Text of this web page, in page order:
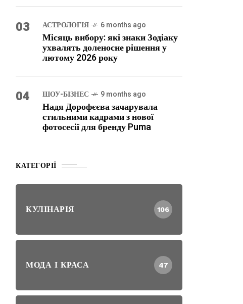
03 АСТРОЛОГІЯ 6 months ago
Місяць вибору: які знаки Зодіаку
ухвалять доленосне рішення у
лютому 2026 року
04 ШОУ-БІЗНЕС 9 months ago
Надя Дорофєєва зачарувала
стильними кадрами з нової
фотосесії для бренду Puma
КАТЕГОРІЇ
КУЛІНАРІЯ 106
МОДА І КРАСА 47